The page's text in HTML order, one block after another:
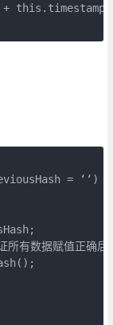
= ‘‘) {
有数据赋值正确后